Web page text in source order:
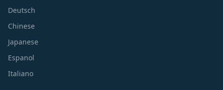
Deutsch
Chinese
Japanese
Espanol
Italiano